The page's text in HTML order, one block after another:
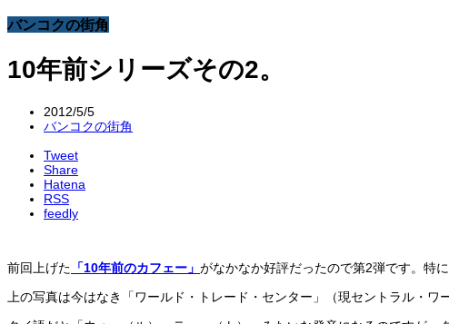
バンコクの街角
10年前シリーズその2。
2012/5/5
バンコクの街角
Tweet
Share
Hatena
RSS
feedly
前回上げた 「10年前のカフェー」 がなかなか好評だったので第2弾です。特
上の写真は今はなき「ワールド・トレード・センター」（現セントラル・